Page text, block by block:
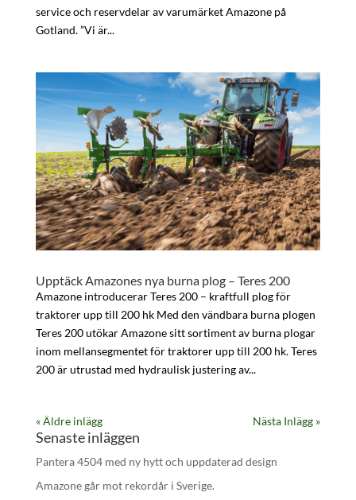
service och reservdelar av varumärket Amazone på
Gotland. ”Vi är...
Upptäck Amazones nya burna plog – Teres 200
Amazone introducerar Teres 200 – kraftfull plog för
traktorer upp till 200 hk Med den vändbara burna plogen
Teres 200 utökar Amazone sitt sortiment av burna plogar
inom mellansegmentet för traktorer upp till 200 hk. Teres
200 är utrustad med hydraulisk justering av...
« Äldre inlägg Nästa Inlägg »
Senaste inläggen
Pantera 4504 med ny hytt och uppdaterad design
Amazone går mot rekordår i Sverige.